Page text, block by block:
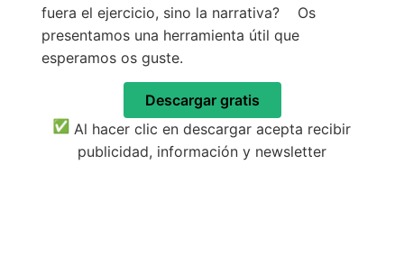
fuera el ejercicio, sino la narrativa? Os
presentamos una herramienta útil que
esperamos os guste.
Descargar gratis
Al hacer clic en descargar acepta recibir
publicidad, información y newsletter